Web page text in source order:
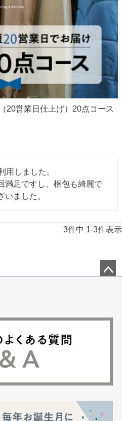
20営業日仕上げ）20点コース
用しました。
満足ですし、梱包も綺麗で
ました。
3件中 1-3件表示
へ